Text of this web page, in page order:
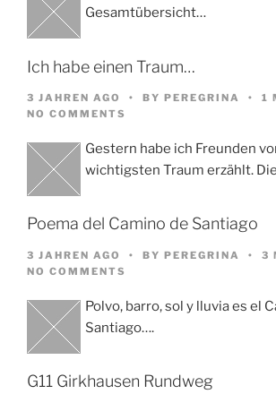
Gesamtübersicht…
Ich habe einen Traum…
3 JAHREN AGO BY PEREGRINA
1
NO COMMENTS
Gestern habe ich Freunden
wichtigsten Traum erzählt.
Poema del Camino de Santiago
3 JAHREN AGO BY PEREGRINA
3
NO COMMENTS
Polvo, barro, sol y lluvia es el
Santiago….
G11 Girkhausen Rundweg